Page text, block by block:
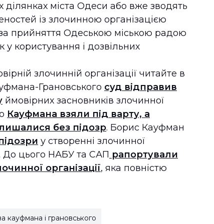
міста Одеси або вже зводять
із злочинною організацією
прийняття Одеською міською радою
користування і дозвільних
злочинній організації читайте в
Грановського суд відправив
ймовірних засновників злочинної
Кауфмана взяли під варту, а
без підозр. Борис Кауфман
у створенні злочинної
До цього НАБУ та САП рапортували
організації, яка повністю
кауфмана і грановського